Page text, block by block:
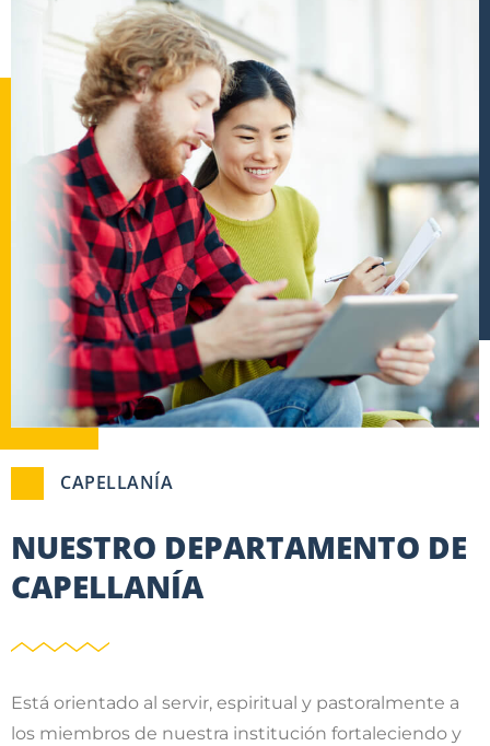
CAPELLANÍA
NUESTRO DEPARTAMENTO DE
CAPELLANÍA
Está orientado al servir, espiritual y pastoralmente a
los miembros de nuestra institución fortaleciendo y